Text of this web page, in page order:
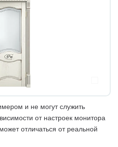
и не могут служить
от настроек монитора
отличаться от реальной